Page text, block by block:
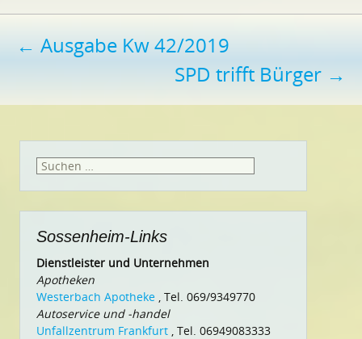
Beitragsnavigation
← Ausgabe Kw 42/2019
SPD trifft Bürger →
Suchen
Sossenheim-Links
Dienstleister und Unternehmen
Apotheken
Westerbach Apotheke , Tel. 069/9349770
Autoservice und -handel
Unfallzentrum Frankfurt , Tel. 06949083333